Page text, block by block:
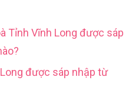
Tỉnh Vĩnh Long được sáp
được sáp nhập từ